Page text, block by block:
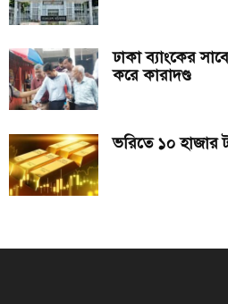
ঢাকা ব্যাংকের
করে কারাদণ্ড
ভরিতে ১০ হাজার